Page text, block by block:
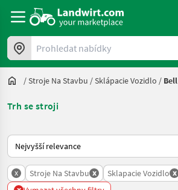
Prohledat nabídky
/Stroje Na Stavbu /Sklápacie Vozidlo / Bell
Trh se stroji
Takto se řadí nabídky na Landwirt.com
x Stroje Na Stavbu x Sklapacie Vozidlo x